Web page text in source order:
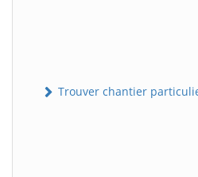
Trouver chantier